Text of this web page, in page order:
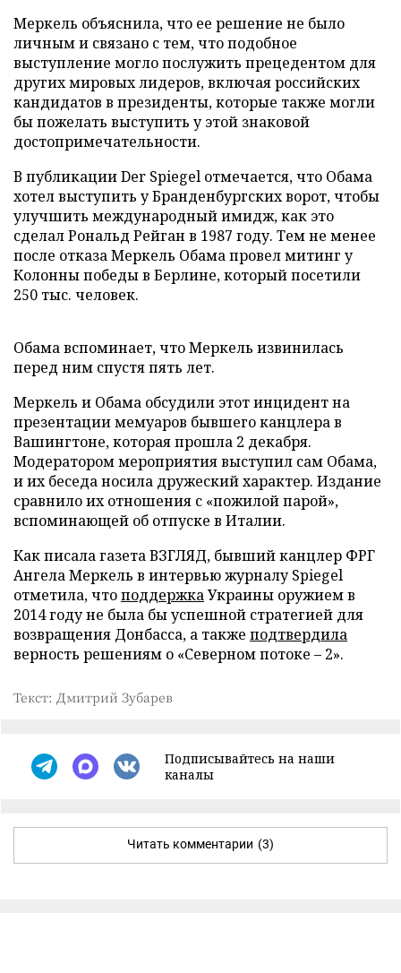
Меркель объяснила, что ее решение не было
личным и связано с тем, что подобное
выступление могло послужить прецедентом для
других мировых лидеров, включая российских
кандидатов в президенты, которые также могли
бы пожелать выступить у этой знаковой
достопримечательности.
В публикации Der Spiegel отмечается, что Обама
хотел выступить у Бранденбургских ворот, чтобы
улучшить международный имидж, как это
сделал Рональд Рейган в 1987 году. Тем не менее
после отказа Меркель Обама провел митинг у
Колонны победы в Берлине, который посетили
250 тыс. человек.
Обама вспоминает, что Меркель извинилась
перед ним спустя пять лет.
Меркель и Обама обсудили этот инцидент на
презентации мемуаров бывшего канцлера в
Вашингтоне, которая прошла 2 декабря.
Модератором мероприятия выступил сам Обама,
и их беседа носила дружеский характер. Издание
сравнило их отношения с «пожилой парой»,
вспоминающей об отпуске в Италии.
Как писала газета ВЗГЛЯД, бывший канцлер ФРГ
Ангела Меркель в интервью журналу Spiegel
отметила, чтоподдержкаУкраины оружием в
2014 году не была бы успешной стратегией для
возвращения Донбасса, а также подтвердила
верность решениям о «Северном потоке – 2».
Текст: Дмитрий Зубарев
Подписывайтесь на наши
каналы
Читать комментарии (3)